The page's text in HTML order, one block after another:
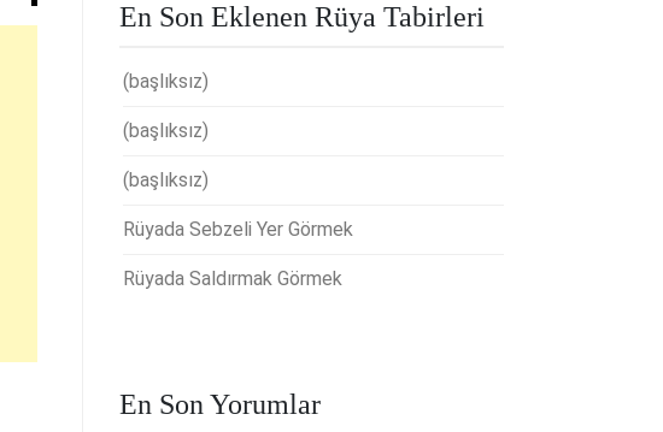
En Son Eklenen Rüya Tabirleri
(başlıksız)
(başlıksız)
(başlıksız)
Rüyada Sebzeli Yer Görmek
Rüyada Saldırmak Görmek
En Son Yorumlar